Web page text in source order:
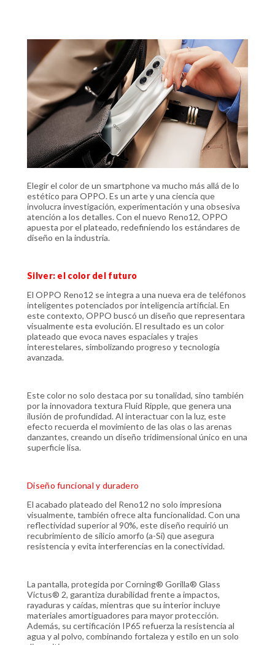
Elegir el color de un smartphone va mucho más allá de lo
estético para OPPO. Es un arte y una ciencia que
involucra investigación, experimentación y una obsesiva
atención a los detalles. Con el nuevo Reno12, OPPO
apuesta por el plateado, redefiniendo los estándares de
diseño en la industria.
Silver: el color del futuro
El OPPO Reno12 se integra a una nueva era de teléfonos
inteligentes potenciados por inteligencia artificial. En
este contexto, OPPO buscó un diseño que representara
visualmente esta evolución. El resultado es un color
plateado que evoca naves espaciales y trajes
interestelares, simbolizando progreso y tecnología
avanzada.
Este color no solo destaca por su tonalidad, sino también
por la innovadora textura Fluid Ripple, que genera una
ilusión de profundidad. Al interactuar con la luz, este
efecto recuerda el movimiento de las olas o las arenas
danzantes, creando un diseño tridimensional único en una
superficie lisa.
Diseño funcional y duradero
El acabado plateado del Reno12 no solo impresiona
visualmente, también ofrece alta funcionalidad. Con una
reflectividad superior al 90%, este diseño requirió un
recubrimiento de silicio amorfo (a-Si) que asegura
resistencia y evita interferencias en la conectividad.
La pantalla, protegida por Corning® Gorilla® Glass
Victus® 2, garantiza durabilidad frente a impactos,
rayaduras y caídas, mientras que su interior incluye
materiales amortiguadores para mayor protección.
Además, su certificación IP65 refuerza la resistencia al
agua y al polvo, combinando fortaleza y estilo en un solo